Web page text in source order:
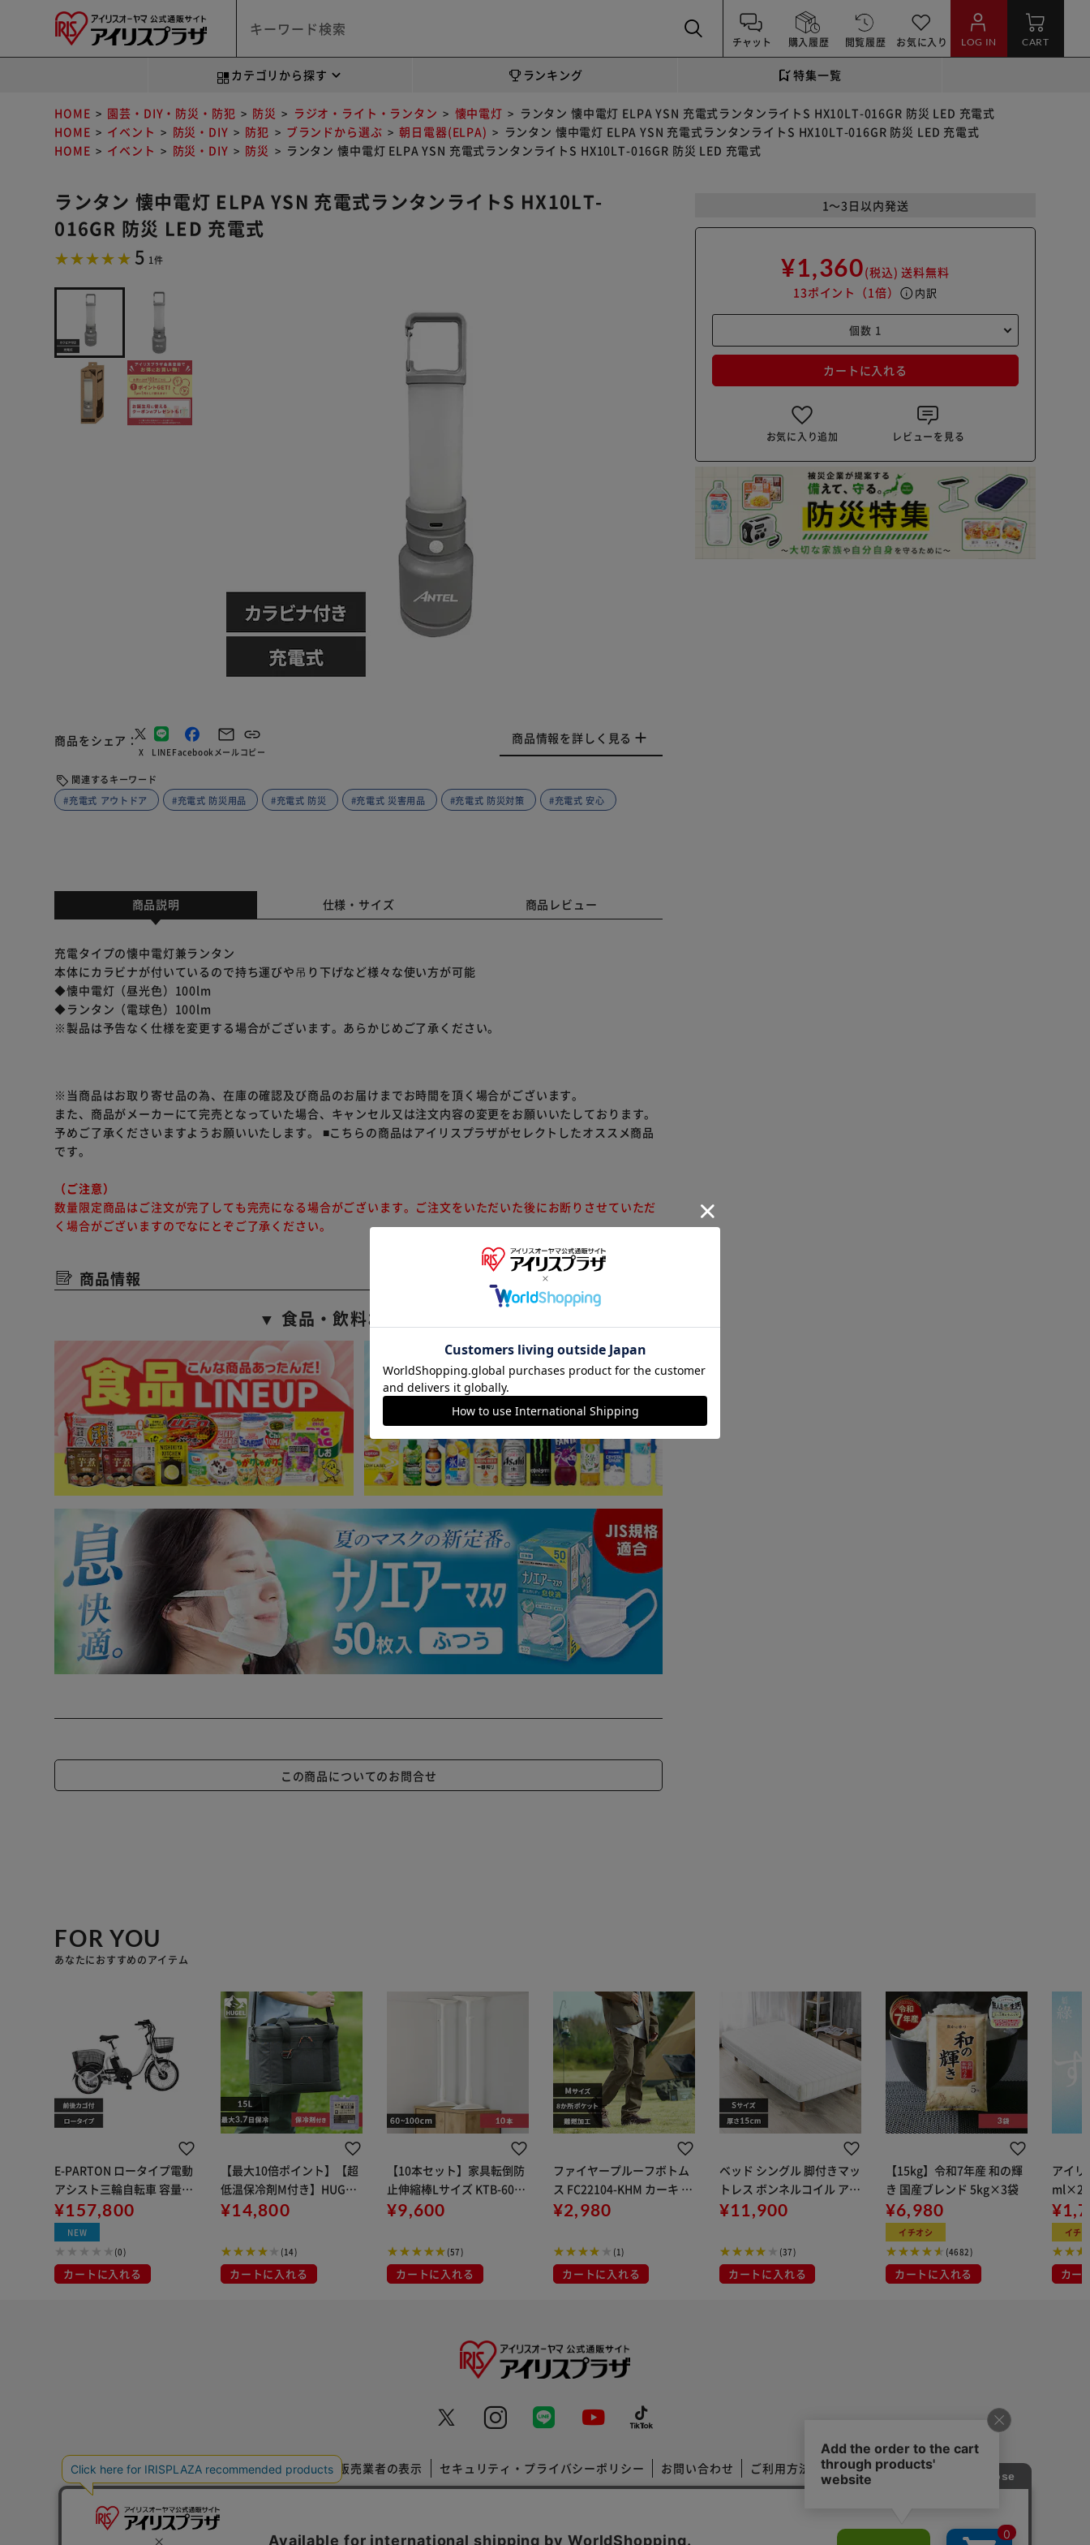
チャット 購入履歴 閲覧履歴 お気に入り LOG IN CART
カテゴリから探す ランキング 特集一覧
HOME 園芸・DIY・防災・防犯 防災 ラジオ・ライト・ランタン 懐中電灯
ランタン 懐中電灯 ELPA YSN 充電式ランタンライトS HX10LT-016GR 防災 LED 充電式
HOME
イベント 防災・DIY 防犯 ブランドから選ぶ 朝日電器(ELPA)
ランタン 懐中電灯 ELPA YSN 充電式ランタンライトS HX10LT-016GR 防災 LED 充電式
HOME
イベント 防災・DIY 防災 ランタン 懐中電灯 ELPA YSN 充電式ランタンライトS HX10LT-016GR 防災 LED 充電式
ランタン 懐中電灯 ELPA YSN 充電式ランタンライトS HX10LT-
016GR 防災 LED 充電式
5 1件
商品をシェア
X LINEFacebookメールコピー
商品情報を詳しく見る
関連するキーワード
#充電式 アウトドア
#充電式 防災用品 #充電式 防災 #充電式 災害用品 #充電式 防災対策 #充電式 安心
1～3日以内発送
¥1,360(税込) 送料無料
13ポイント （1倍） info 内訳
カートに入れる
お気に入り追加 レビューを見る
商品説明 仕様・サイズ 商品レビュー
充電タイプの懐中電灯兼ランタン
本体にカラビナが付いているので持ち運びや吊り下げなど様々な使い方が可能
◆懐中電灯（昼光色）100lm
◆ランタン（電球色）100lm
※製品は予告なく仕様を変更する場合がございます。あらかじめご了承ください。
※当商品はお取り寄せ品の為、在庫の確認及び商品のお届けまでお時間を頂く場合がございます。
また、商品がメーカーにて完売となっていた場合、キャンセル又は注文内容の変更をお願いいたしております。
予めご了承くださいますようお願いいたします。 ■こちらの商品はアイリスプラザがセレクトしたオススメ商品
です。
（ご注意）
数量限定商品はご注文が完了しても完売になる場合がございます。ご注文をいただいた後にお断りさせていただ
く場合がございますのでなにとぞご了承ください。
商品情報
▼ 食品・飲料おすすめ ▼
この商品についてのお問合せ
FOR YOU
あなたにおすすめのアイテム
E-PARTON ロータイプ電動
アシスト三輪自転車 容量5.
8Ah BEPN18-WH 【時間指
定不可】【代引不可】
¥157,800
NEW
(0)
カートに入れる
【最大10倍ポイント】【超
低温保冷剤M付き】HUGEL
クーラーボックス エアロゲ
15L AGSC-15C チャコール
グレー
¥14,800
(14)
カートに入れる
【10本セット】家具転倒防
止伸縮棒Lサイズ KTB-60R
ホワイト
¥9,600
(57)
カートに入れる
ファイヤープルーフボトム
ス FC22104-KHM カーキ M
サイズ
¥2,980
(1)
カートに入れる
ベッド シングル 脚付きマッ
トレス ボンネルコイル アイ
ボリー
¥11,900
(37)
カートに入れる
【15kg】令和7年産 和の輝
き 国産ブレンド 5kg×3袋
¥6,980
イチオシ
(4682)
カートに入れる
アイリ
ml×24
用
イチ
カー
特定商取引法に基づく通信販売業者の表示 セキュリティ・プライバシーポリシー お問い合わせ ご利用方法 ご利用規約
※ご確認ください